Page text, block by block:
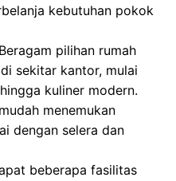
kebutuhan pokok
Beragam pilihan rumah
sekitar kantor, mulai
kuliner modern.
menemukan
dengan selera dan
beberapa fasilitas